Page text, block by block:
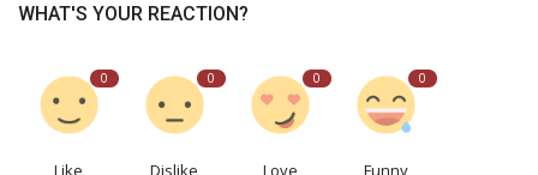
WHAT'S YOUR REACTION?
0
Like
0
Dislike
0
Love
0
Funny